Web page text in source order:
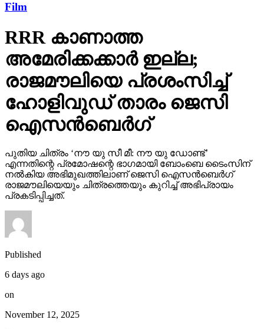
Film
RRR കാണാത്ത
അമേരിക്കക്കാര്‍ ഇല്ല;
രാജമൗലിയെ പ്രശംസിച്ച്
ഹോളിവുഡ് താരം ജെസി
ഐസന്‍ബെര്‍ഗ്
പുതിയ ചിത്രം ‘നൗ യു സീ മീ: നൗ യു ഡോണ്ട്’
എന്നതിന്റെ പ്രമോഷന്റെ ഭാഗമായി ബോംബെ ടൈംസിന്
നല്‍കിയ അഭിമുഖത്തിലാണ് ജെസി ഐസന്‍ബെര്‍ഗ്
രാജമൗലിയെയും ചിത്രത്തെയും കുറിച്ച് അഭിപ്രായം
പ്രകടിപ്പിച്ചത്.
Published
6 days ago
on
November 12, 2025